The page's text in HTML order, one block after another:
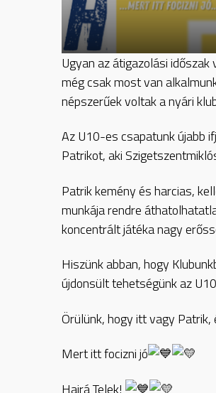
Ugyanaz átigazolási
még csak most van
népszerűek voltak a nyári
Az U10-es csapatunk újabb
Patrikot, aki
Patrik kemény és harcias,
munkája rendre
koncentrált játéka nagy
Hiszünk abban, hogy
újdonsült tehetségünk az
Örülünk, hogy itt vagy Patrik,
Mert itt focizni jó
Hajrá Telek!